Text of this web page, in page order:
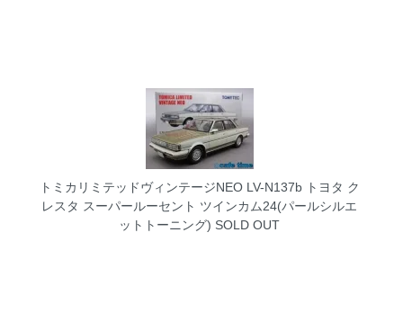
トミカリミテッドヴィンテージNEO LV-N137b トヨタ ク
レスタ スーパールーセント ツインカム24(パールシルエ
ットトーニング) SOLD OUT